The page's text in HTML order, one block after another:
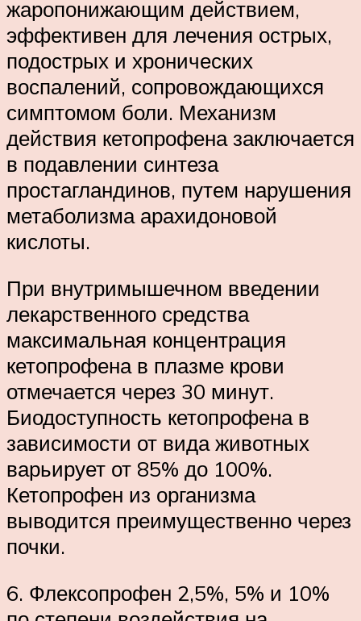
жаропонижающим действием,
эффективен для лечения острых,
подострых и хронических
воспалений, сопровождающихся
симптомом боли. Механизм
действия кетопрофена заключается
в подавлении синтеза
простагландинов, путем нарушения
метаболизма арахидоновой
кислоты.
При внутримышечном введении
лекарственного средства
максимальная концентрация
кетопрофена в плазме крови
отмечается через 30 минут.
Биодоступность кетопрофена в
зависимости от вида животных
варьирует от 85% до 100%.
Кетопрофен из организма
выводится преимущественно через
почки.
6. Флексопрофен 2,5%, 5% и 10%